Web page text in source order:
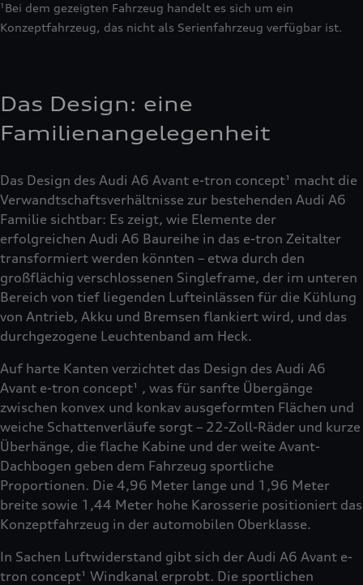
¹Bei dem gezeigten Fahrzeug handelt es sich um ein
Konzeptfahrzeug, das nicht als Serienfahrzeug verfügbar ist.
Das Design: eine
Familienangelegenheit
Das Design des Audi A6 Avant e-tron concept¹ macht die
Verwandtschaftsverhältnisse zur bestehenden Audi A6
Familie sichtbar: Es zeigt, wie Elemente der
erfolgreichen Audi A6 Baureihe in das e-tron Zeitalter
transformiert werden könnten – etwa durch den
großflächig verschlossenen Singleframe, der im unteren
Bereich von tief liegenden Lufteinlässen für die Kühlung
von Antrieb, Akku und Bremsen flankiert wird, und das
durchgezogene Leuchtenband am Heck.
Auf harte Kanten verzichtet das Design des Audi A6
Avant e-tron concept¹ , was für sanfte Übergänge
zwischen konvex und konkav ausgeformten Flächen und
weiche Schattenverläufe sorgt – 22-Zoll-Räder und kurze
Überhänge, die flache Kabine und der weite Avant-
Dachbogen geben dem Fahrzeug sportliche
Proportionen. Die 4,96 Meter lange und 1,96 Meter
breite sowie 1,44 Meter hohe Karosserie positioniert das
Konzeptfahrzeug in der automobilen Oberklasse.
In Sachen Luftwiderstand gibt sich der Audi A6 Avant e-
tron concept¹ Windkanal erprobt. Die sportlichen